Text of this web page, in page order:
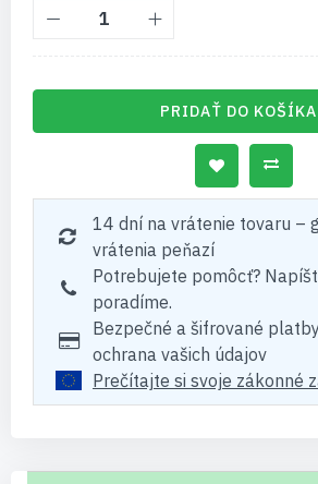
PRIDAŤ DO KOŠÍKA
14 dní na vrátenie tovaru –
vrátenia peňazí
Potrebujete pomôcť?
poradíme.
Bezpečné a šifrované
ochrana vašich údajov
Prečítajte si svoje zákonné